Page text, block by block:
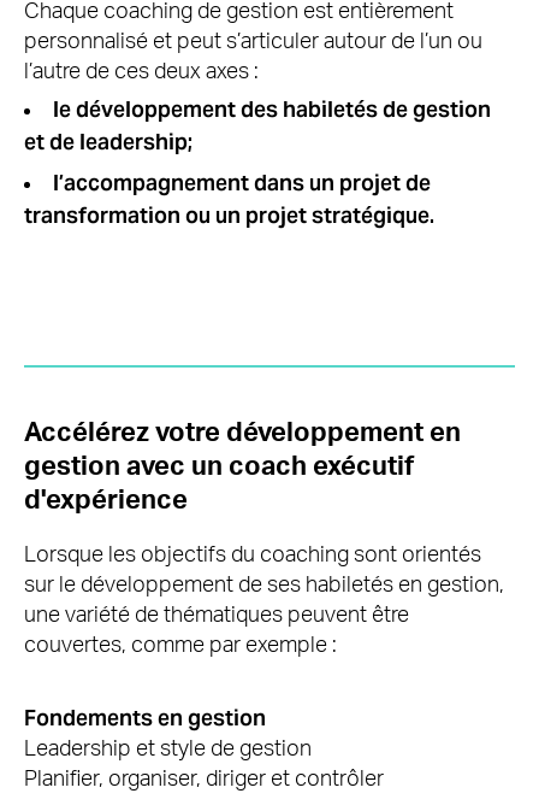
Chaque coaching de gestion est entièrement
personnalisé et peut s’articuler autour de l’un ou
l’autre de ces deux axes :
le développement des habiletés de gestion
et de leadership;
l’accompagnement dans un projet de
transformation ou un projet stratégique.
Accélérez votre développement en
gestion avec un coach exécutif
d'expérience
Lorsque les objectifs du coaching sont orientés
sur le développement de ses habiletés en gestion,
une variété de thématiques peuvent être
couvertes, comme par exemple :
Fondements en gestion
Leadership et style de gestion
Planifier, organiser, diriger et contrôler